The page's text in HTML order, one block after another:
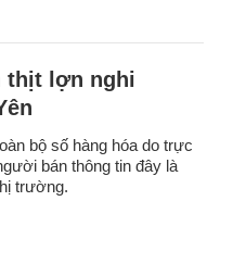
thịt lợn nghi
bộ số hàng hóa do trực
bán thông tin đây là
trường.